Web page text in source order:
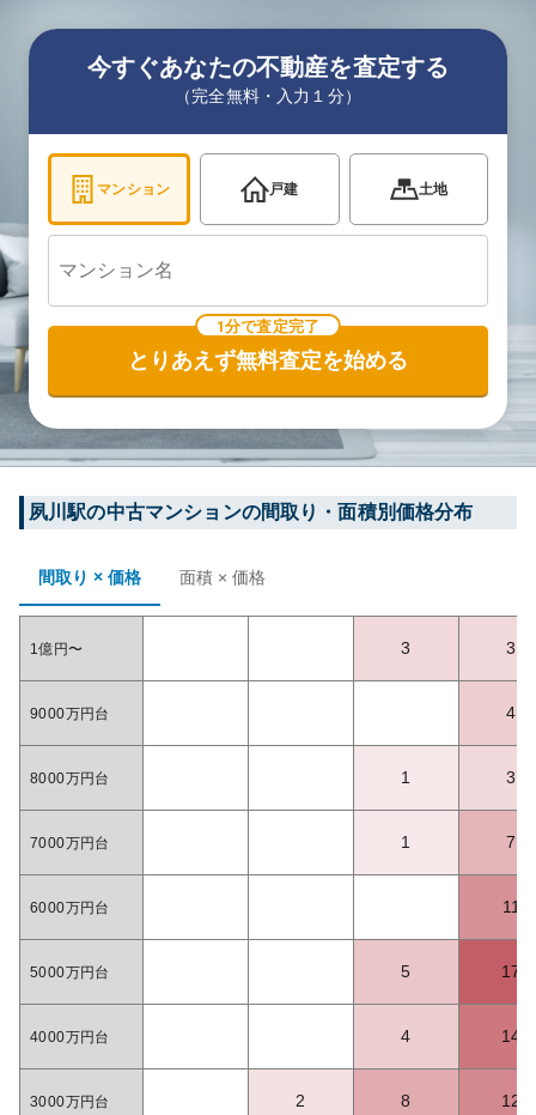
今すぐあなたの不動産を査定する
（完全無料・入力１分）
マンション 戸建 土地
1分で査定完了
とりあえず無料査定を始める
夙川駅の中古マンションの間取り・面積別価格分布
間取り × 価格 面積 × 価格
1億円〜 3 3
9000万円台 4
8000万円台 1 3
7000万円台 1 7
6000万円台 11
5000万円台 5 17
4000万円台 4 14
3000万円台 2 8 12